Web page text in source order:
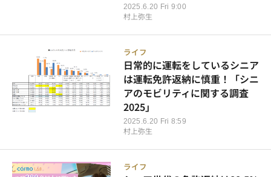
2025.6.20 Fri 9:00
村上弥生
ライフ
2025.6.20 Fri 8:59
日常的に運転をしているシニア
は運転免許返納に慎重！「シニ
アのモビリティに関する調査
2025」
村上弥生
ライフ